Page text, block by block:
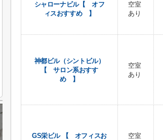
シャローナビル【 オフ
ィスおすすめ 】
空室
あり
神都ビル（シントビル）
【 サロン系おすす
め 】
空室
あり
GS栄ビル 【 オフィスお
空室